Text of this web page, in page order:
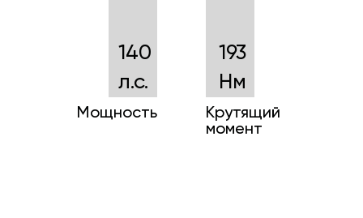
140
л.с.
Мощность
193
Нм
Крутящий
момент